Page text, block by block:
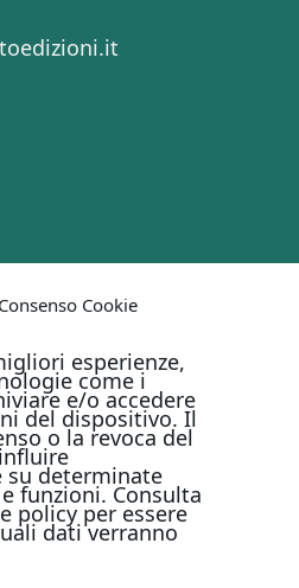
Cookie
esperienze,
come i
e/o accedere
del dispositivo. Il
o la revoca del
su determinate
funzioni. Consulta
policy per essere
dati verranno
CON